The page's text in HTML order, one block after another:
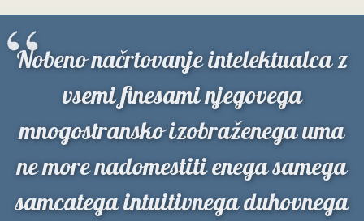
Nobeno načrtovanje intelektualca z
vsemi finesami njegovega
mnogostransko izobraženega uma
ne more nadomestiti enega samega
samcatega intuitivnega duhovnega
“